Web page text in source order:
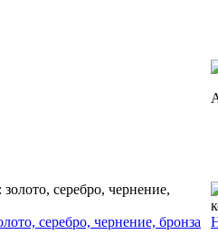
серебро, чернение, бронза